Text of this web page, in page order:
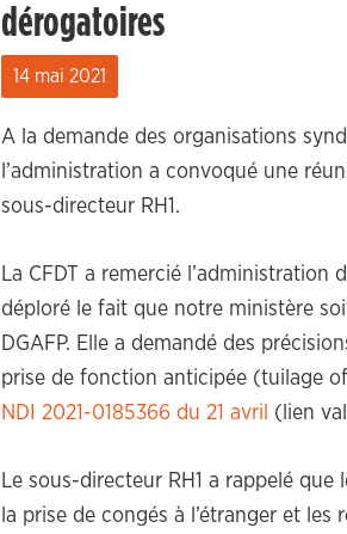
dérogatoires
14 mai 2021
A la demande des organisations
l’administration a convoqué une
sous-directeur RH1.
La CFDT a remercié l’administration
déploré le fait que notre ministère
DGAFP. Elle a demandé des
prise de fonction anticipée (tuilage
NDI 2021-0185366 du 21 avril
(lien
Le sous-directeur RH1 a rappelé
la prise de congés à l’étranger et